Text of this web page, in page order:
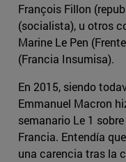
François Fillon
(socialista), u otros
Marine Le Pen
(Francia Insumisa).
En 2015, siendo
Emmanuel Macron
semanario Le 1
Francia. Entendía
una carencia tras la